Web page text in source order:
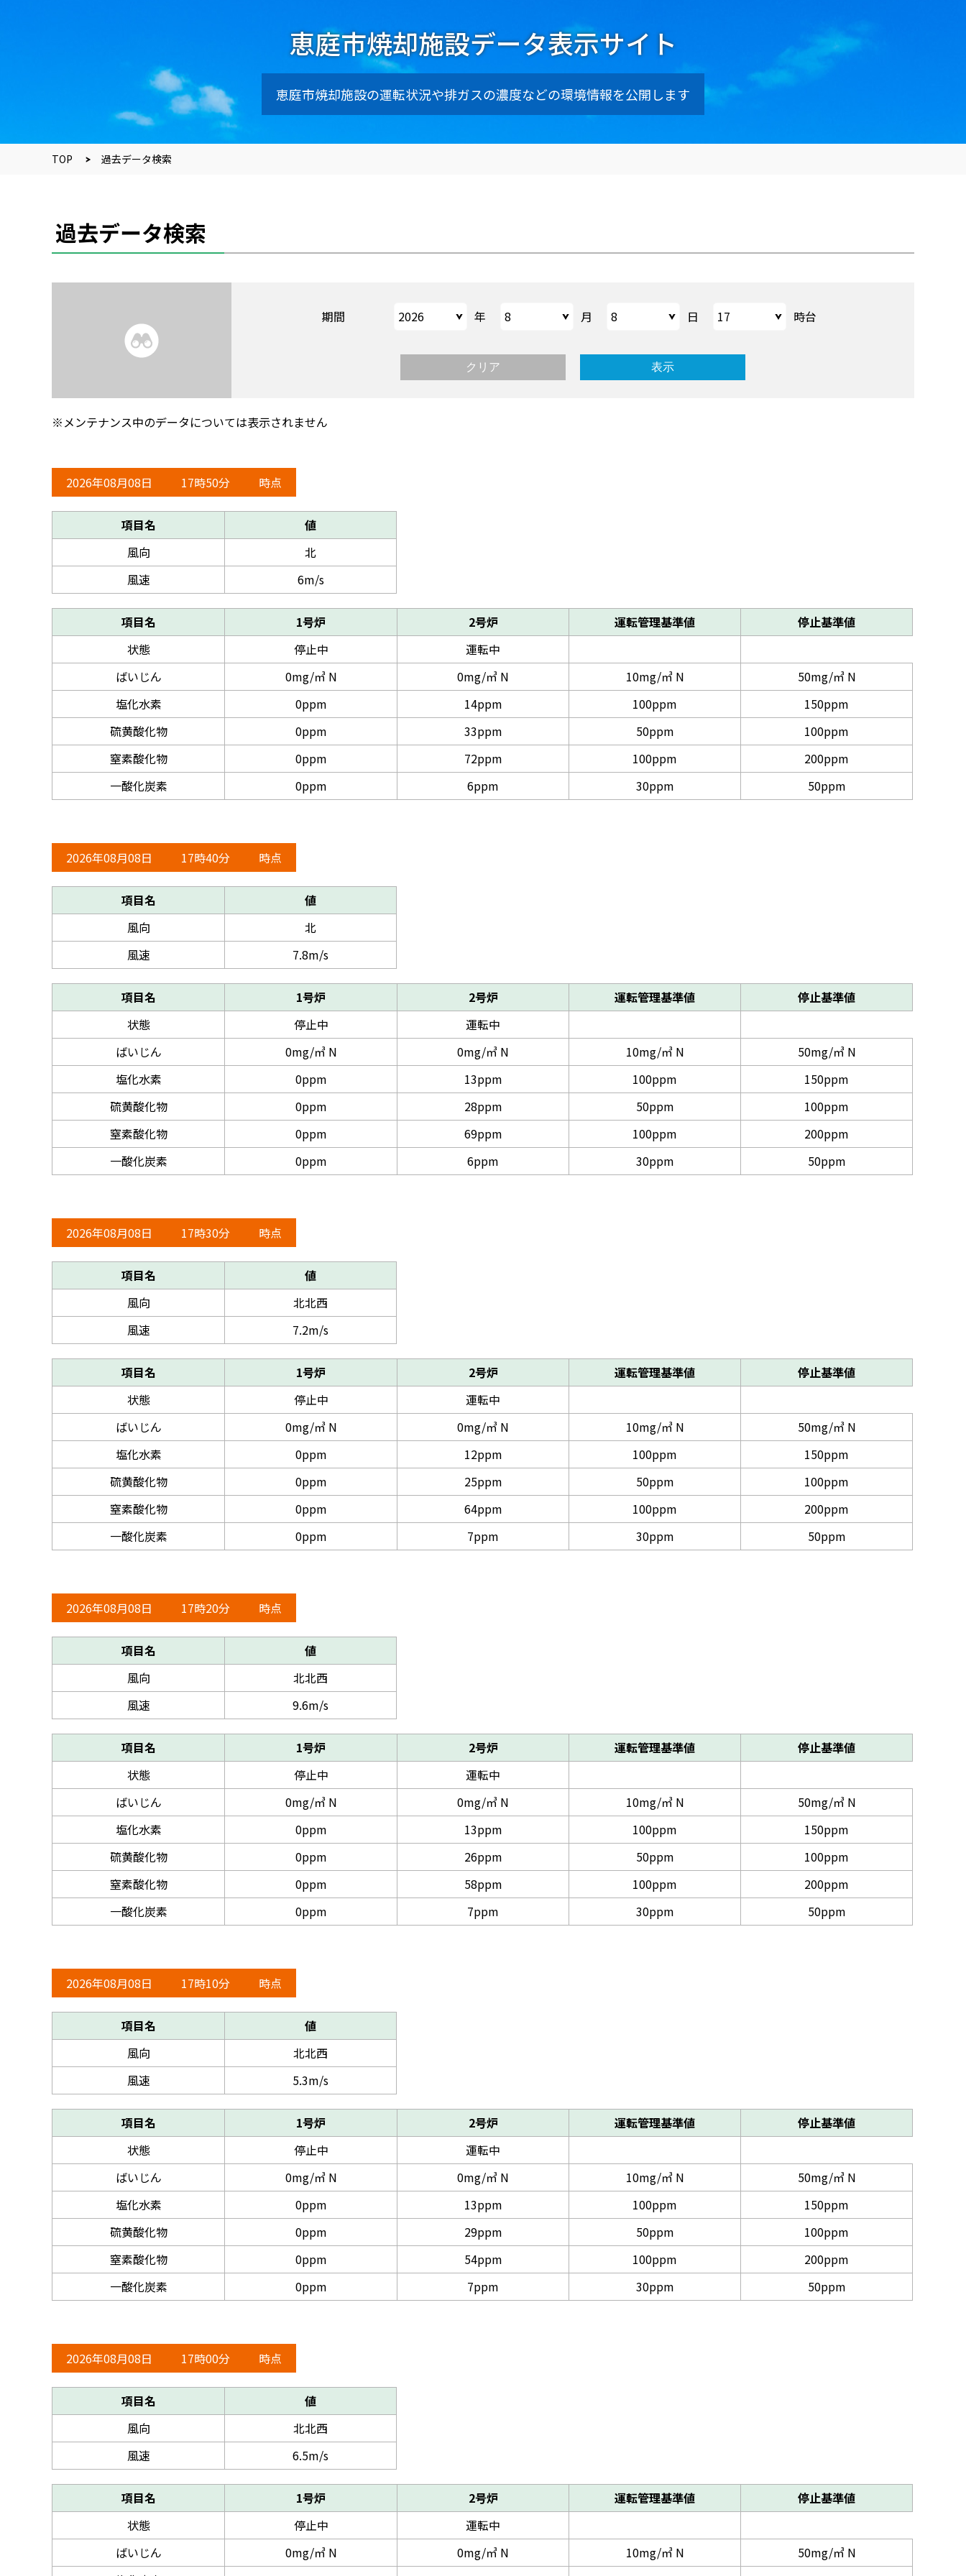
恵庭市焼却施設データ表示サイト
恵庭市焼却施設の運転状況や排ガスの濃度などの環境情報を公開します
TOP 過去データ検索
過去データ検索
期間 年 月 日 時台
※メンテナンス中のデータについては表示されません
2026年08月08日 17時50分 時点
項目名
値
風向
北
風速
6m/s
項目名 1号炉 2号炉 運転管理基準値
停止基準値
状態
停止中
運転中
ばいじん
0mg/㎥ N 0mg/㎥ N 10mg/㎥ N
50mg/㎥ N
塩化水素
0ppm 14ppm 100ppm
150ppm
硫黄酸化物
0ppm 33ppm 50ppm
100ppm
窒素酸化物
0ppm 72ppm 100ppm
200ppm
一酸化炭素
0ppm 6ppm 30ppm 50ppm
2026年08月08日 17時40分 時点
項目名
値
風向
北
風速
7.8m/s
項目名 1号炉 2号炉 運転管理基準値
停止基準値
状態
停止中
運転中
ばいじん
0mg/㎥ N 0mg/㎥ N 10mg/㎥ N
50mg/㎥ N
塩化水素
0ppm 13ppm 100ppm
150ppm
硫黄酸化物
0ppm 28ppm 50ppm
100ppm
窒素酸化物
0ppm 69ppm 100ppm
200ppm
一酸化炭素
0ppm 6ppm 30ppm 50ppm
2026年08月08日 17時30分 時点
項目名
値
風向
北北西
風速
7.2m/s
項目名 1号炉 2号炉 運転管理基準値
停止基準値
状態
停止中
運転中
ばいじん
0mg/㎥ N 0mg/㎥ N 10mg/㎥ N
50mg/㎥ N
塩化水素
0ppm 12ppm 100ppm
150ppm
硫黄酸化物
0ppm 25ppm 50ppm
100ppm
窒素酸化物
0ppm 64ppm 100ppm
200ppm
一酸化炭素
0ppm 7ppm 30ppm 50ppm
2026年08月08日 17時20分 時点
項目名
値
風向
北北西
風速
9.6m/s
項目名 1号炉 2号炉 運転管理基準値
停止基準値
状態
停止中
運転中
ばいじん
0mg/㎥ N 0mg/㎥ N 10mg/㎥ N
50mg/㎥ N
塩化水素
0ppm 13ppm 100ppm
150ppm
硫黄酸化物
0ppm 26ppm 50ppm
100ppm
窒素酸化物
0ppm 58ppm 100ppm
200ppm
一酸化炭素
0ppm 7ppm 30ppm 50ppm
2026年08月08日 17時10分 時点
項目名
値
風向
北北西
風速
5.3m/s
項目名 1号炉 2号炉 運転管理基準値
停止基準値
状態
停止中
運転中
ばいじん
0mg/㎥ N 0mg/㎥ N 10mg/㎥ N
50mg/㎥ N
塩化水素
0ppm 13ppm 100ppm
150ppm
硫黄酸化物
0ppm 29ppm 50ppm
100ppm
窒素酸化物
0ppm 54ppm 100ppm
200ppm
一酸化炭素
0ppm 7ppm 30ppm 50ppm
2026年08月08日 17時00分 時点
項目名
値
風向
北北西
風速
6.5m/s
項目名 1号炉 2号炉 運転管理基準値
停止基準値
状態
停止中
運転中
ばいじん
0mg/㎥ N 0mg/㎥ N 10mg/㎥ N
50mg/㎥ N